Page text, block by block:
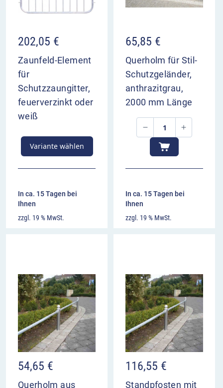
202,05 €
Zaunfeld-Element
für
Schutzzaungitter,
feuerverzinkt oder
weiß
Variante wählen
In ca. 15 Tagen bei
Ihnen
zzgl. 19 % MwSt.
65,85 €
Querholm für Stil-
Schutzgeländer,
anthrazitgrau,
2000 mm Länge
In ca. 15 Tagen bei
Ihnen
zzgl. 19 % MwSt.
54,65 €
Querholm aus
116,55 €
Standpfosten mit